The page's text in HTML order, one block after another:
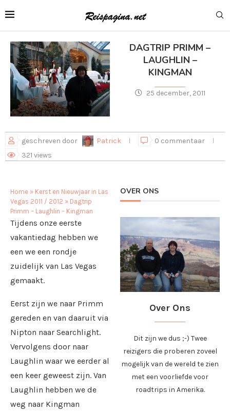
DAGTRIP PRIMM –
LAUGHLIN –
KINGMAN
25 december, 2011
geschreven door Patrick
0 commentaar
321 views
Home » Kerst en Nieuwjaar in Las
Vegas 2011 / 2012 » Dagtrip
Primm – Laughlin – Kingman
Tijdens onze eerste
vakantiedag hebben we
een we een rondje
zuidelijk van Las Vegas
gemaakt.
Eerst zijn we naar Primm
gereden en van daaruit via
Nipton naar Searchlight.
Vervolgens door naar
Laughlin waar we eerder al
een keer geweest zijn. Van
Laughlin hebben we de
weg naar Kingman
OVER ONS
Over Ons
Dit zijn we dus ;-) Twee
reizigers die proberen zoveel
mogelijk van de wereld te zien
met een voorliefde voor
roadtrips in Amerika.